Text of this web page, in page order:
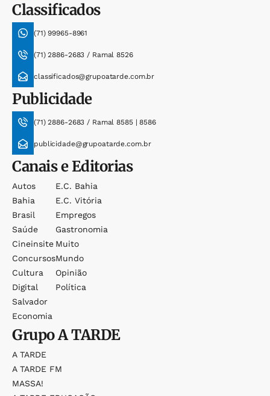
Classificados
(71) 99965-8961
(71) 2886-2683 / Ramal 8526
classificados@grupoatarde.com.br
Publicidade
(71) 2886-2683 / Ramal 8585 | 8586
publicidade@grupoatarde.com.br
Canais e Editorias
Autos
Bahia
Brasil
Saúde
Cineinsite
Concursos
Cultura
Digital
Salvador
Economia
E.c. Bahia
E.c. Vitória
Empregos
Gastronomia
Muito
Mundo
Opinião
Política
GrupoA TARDE
A TARDE
A TARDE FM
MASSA!